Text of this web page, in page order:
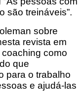
são treináveis”.
sobre
revista em
como
que
para o trabalho
e ajudá-las